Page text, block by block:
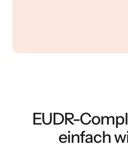
EUDR-
einfach